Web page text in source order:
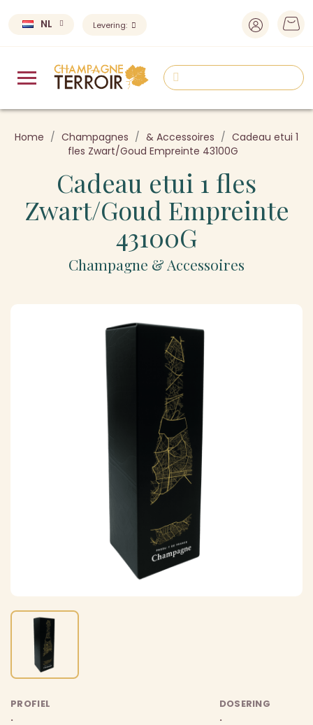
NL Levering:
Home Champagnes & Accessoires
Cadeau etui 1
fles Zwart/Goud Empreinte 43100G
Cadeau etui 1 fles
Zwart/Goud Empreinte
43100G
Champagne & Accessoires
PROFIEL
.
DOSERING
.